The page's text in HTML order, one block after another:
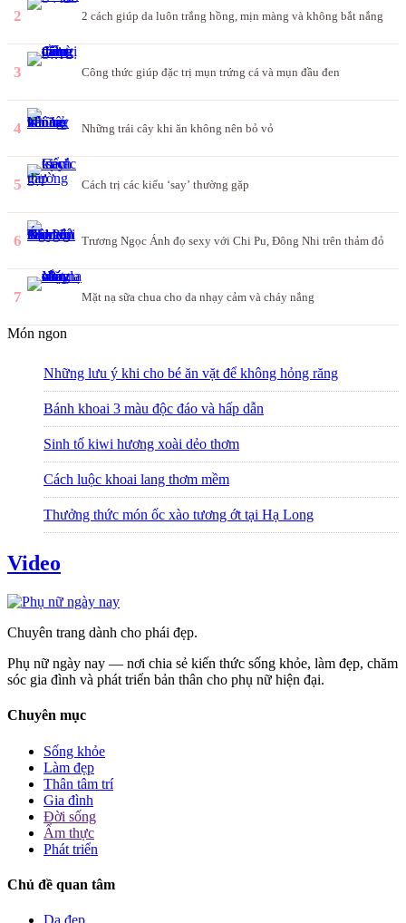
2 2 cách giúp da luôn trắng hồng, mịn màng và không bắt nắng
3 Công thức giúp đặc trị mụn trứng cá và mụn đầu đen
4 Những trái cây khi ăn không nên bỏ vỏ
5 Cách trị các kiểu ‘say’ thường gặp
6 Trương Ngọc Ánh đọ sexy với Chi Pu, Đông Nhi trên thảm đỏ
7 Mặt nạ sữa chua cho da nhạy cảm và cháy nắng
Món ngon
Những lưu ý khi cho bé ăn vặt để không hỏng răng
Bánh khoai 3 màu độc đáo và hấp dẫn
Sinh tố kiwi hương xoài dẻo thơm
Cách luộc khoai lang thơm mềm
Thưởng thức món ốc xào tương ớt tại Hạ Long
Video
Chuyên trang dành cho phái đẹp.
Phụ nữ ngày nay — nơi chia sẻ kiến thức sống khỏe, làm đẹp, chăm
sóc gia đình và phát triển bản thân cho phụ nữ hiện đại.
Chuyên mục
Sống khỏe
Làm đẹp
Thân tâm trí
Gia đình
Đời sống
Ẩm thực
Phát triển
Chủ đề quan tâm